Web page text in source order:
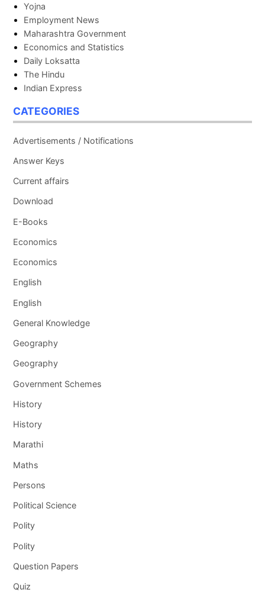
Yojna
Employment News
Maharashtra Government
Economics and Statistics
Daily Loksatta
The Hindu
Indian Express
CATEGORIES
Advertisements / Notifications
Answer Keys
Current affairs
Download
E-Books
Economics
Economics
English
English
General Knowledge
Geography
Geography
Government Schemes
History
History
Marathi
Maths
Persons
Political Science
Polity
Polity
Question Papers
Quiz